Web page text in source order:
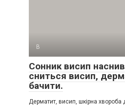
В
Сонник висип
сниться висип,
бачити.
Дерматит, висип, шкірна хвороба